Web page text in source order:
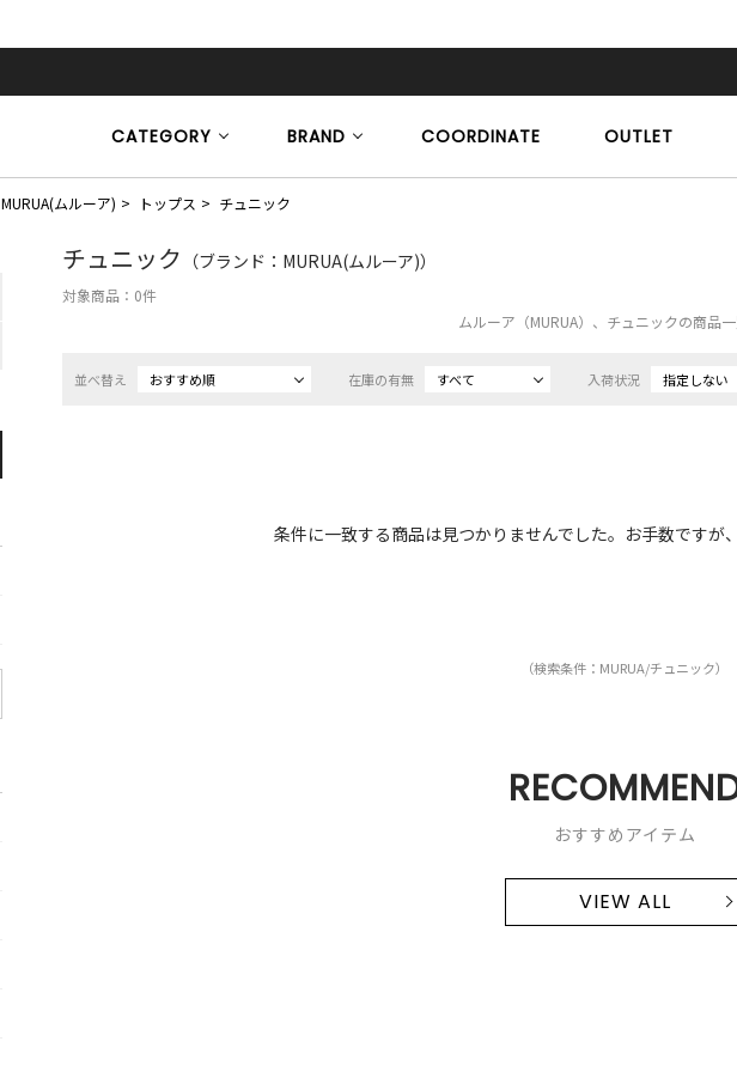
CATEGORY BRAND COORDINATE OUTLET
MURUA(ムルーア) トップス チュニック
チュニック （ブランド：MURUA(ムルーア)）
対象商品： 0件
ムルーア（MURUA）、チュニックの商品
並べ替え おすすめ順 在庫の有無 すべて 入荷状況 指定しない
条件に一致する商品は見つかりませんでした。お手数ですが
（検索条件：MURUA/チュニック）
おすすめアイテム
VIEW ALL